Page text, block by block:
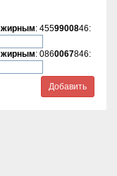
жирным: 4559900846:
жирным: 0860067846: